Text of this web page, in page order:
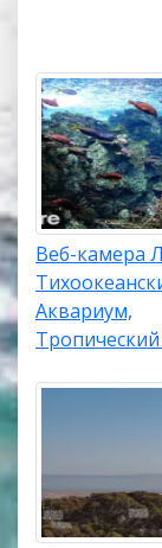
Веб-камера
Аквариум,